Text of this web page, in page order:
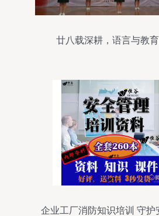
廿八载深耕，语言与教
企业工厂消防知识培训 守护